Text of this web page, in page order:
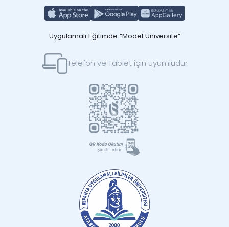
Uygulamalı Eğitimde “Model Üniversite”
Telefon ve Tablet için uyumludur